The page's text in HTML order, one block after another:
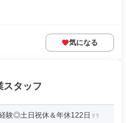
気になる
スタッフ
験◎土日祝休＆年休122日